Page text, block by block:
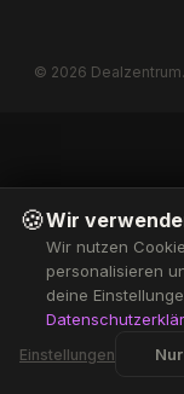
© 2026
🍪Wir
Wir nutzen
personalisieren
deine
Einstellungen